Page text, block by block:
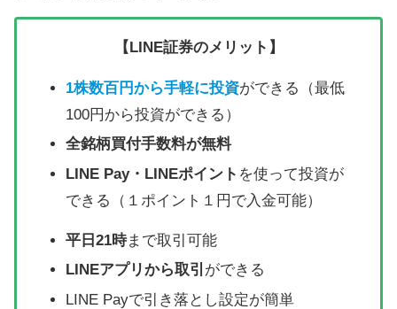
【LINE証券のメリット】
1株数百円から手軽に投資ができる（最低
100円から投資ができる）
全銘柄買付手数料が無料
LINE Pay・LINEポイント を使って投資が
できる（１ポイント１円で入金可能）
平日21時まで取引可能
LINEアプリから取引 ができる
LINE Payで引き落とし設定が簡単